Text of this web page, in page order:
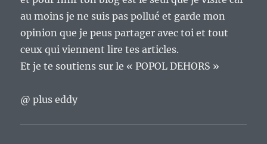
au moins je ne suis pas pollué et garde mon
opinion que je peus partager avec toi et tout
ceux qui viennent lire tes articles.
Et je te soutiens sur le « POPOL DEHORS »
@ plus eddy